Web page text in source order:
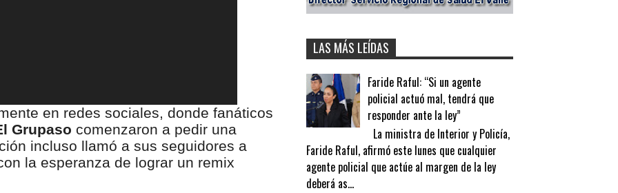
en redes sociales, donde fanáticos
Grupaso comenzaron a pedir una
incluso llamó a sus seguidores a
la esperanza de lograr un remix
LAS MÁS LEÍDAS
Faride Raful: “Si un agente
policial actuó mal, tendrá que
responder ante la ley”
La ministra de Interior y Policía,
Faride Raful, afirmó este lunes que cualquier
agente policial que actúe al margen de la ley
deberá as...